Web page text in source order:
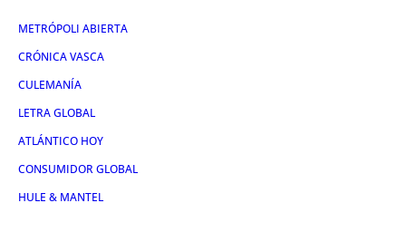
METRÓPOLI ABIERTA
CRÓNICA VASCA
CULEMANÍA
LETRA GLOBAL
ATLÁNTICO HOY
CONSUMIDOR GLOBAL
HULE & MANTEL